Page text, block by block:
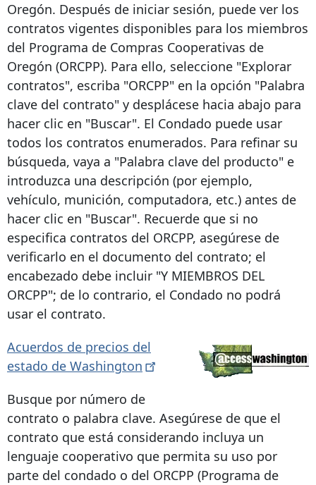
Oregón. Después de iniciar sesión, puede ver los
contratos vigentes disponibles para los miembros
del Programa de Compras Cooperativas de
Oregón (ORCPP). Para ello, seleccione "Explorar
contratos", escriba "ORCPP" en la opción "Palabra
clave del contrato" y desplácese hacia abajo para
hacer clic en "Buscar". El Condado puede usar
todos los contratos enumerados. Para refinar su
búsqueda, vaya a "Palabra clave del producto" e
introduzca una descripción (por ejemplo,
vehículo, munición, computadora, etc.) antes de
hacer clic en "Buscar". Recuerde que si no
especifica contratos del ORCPP, asegúrese de
verificarlo en el documento del contrato; el
encabezado debe incluir "Y MIEMBROS DEL
ORCPP"; de lo contrario, el Condado no podrá
usar el contrato.
Acuerdos de precios del
estado de Washington
Busque por número de
contrato o palabra clave. Asegúrese de que el
contrato que está considerando incluya un
lenguaje cooperativo que permita su uso por
parte del condado o del ORCPP (Programa de